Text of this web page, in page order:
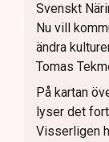
Svenskt
Nu vill
ändra
Tomas
På kartan
lyser det
Visserligen